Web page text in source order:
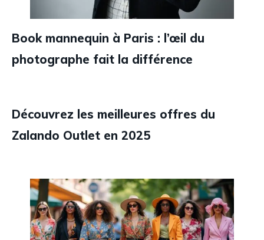
Book mannequin à Paris : l’œil du
photographe fait la différence
Découvrez les meilleures offres du
Zalando Outlet en 2025